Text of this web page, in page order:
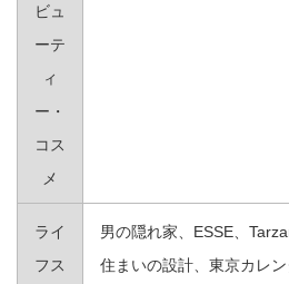
ビュ
ーテ
ィ
ー・
コス
メ
ライ
フス
男の隠れ家、ESSE、
住まいの設計、東京カレン